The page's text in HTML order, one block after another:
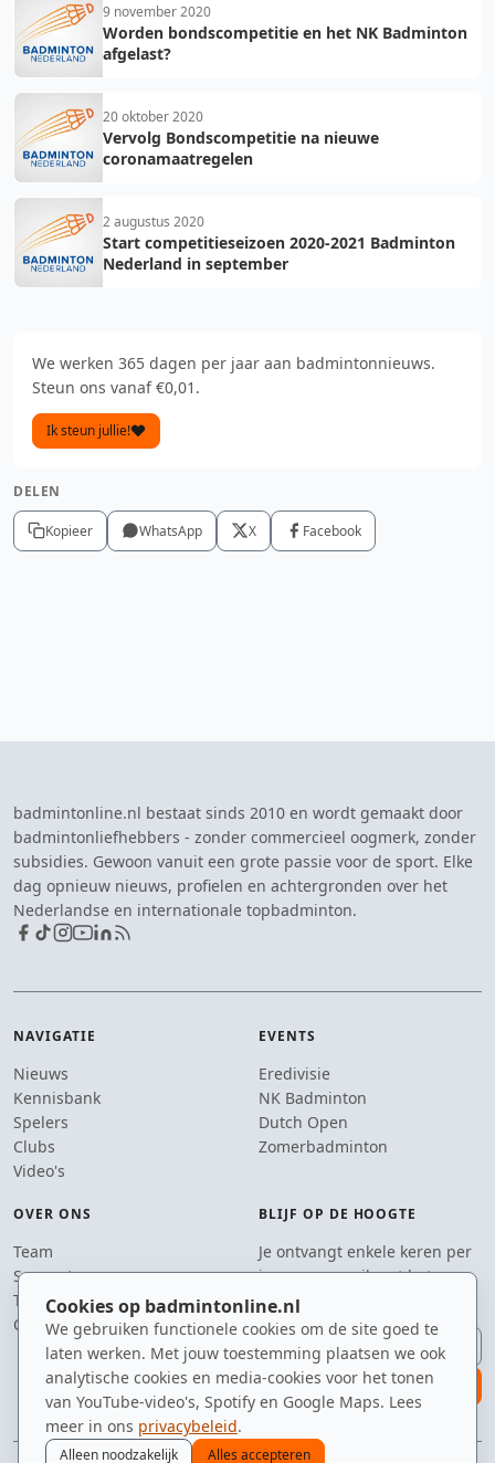
Cookies op badmintonline.nl
We gebruiken functionele cookies om de site goed te
laten werken. Met jouw toestemming plaatsen we ook
analytische cookies en media-cookies voor het tonen
van YouTube-video's, Spotify en Google Maps. Lees
meer in ons privacybeleid.
Alleen noodzakelijk Alles accepteren
9 november 2020
Worden bondscompetitie en het NK Badminton
afgelast?
20 oktober 2020
Vervolg Bondscompetitie na nieuwe
coronamaatregelen
2 augustus 2020
Start competitieseizoen 2020-2021 Badminton
Nederland in september
We werken 365 dagen per jaar aan badmintonnieuws.
Steun ons vanaf €0,01.
Ik steun jullie!
DELEN
Kopieer WhatsApp X Facebook
badmintonline.nl bestaat sinds 2010 en wordt gemaakt door
badmintonliefhebbers - zonder commercieel oogmerk, zonder
subsidies. Gewoon vanuit een grote passie voor de sport. Elke
dag opnieuw nieuws, profielen en achtergronden over het
Nederlandse en internationale topbadminton.
NAVIGATIE
Nieuws
Kennisbank
Spelers
Clubs
Video's
EVENTS
Eredivisie
NK Badminton
Dutch Open
Zomerbadminton
OVER ONS
Team
Supporters
Tip de redactie
Contact
BLIJF OP DE HOOGTE
Je ontvangt enkele keren per
jaar een e-mail met het
laatste badmintonnieuws.
E-mailadres
aanmelden